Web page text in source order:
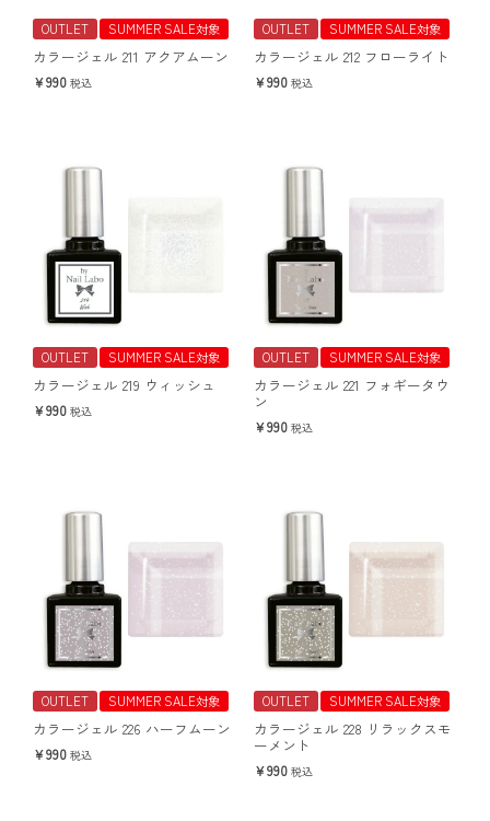
OUTLET SUMMER SALE対象
カラージェル 211 アクアムーン
990 税込
OUTLET SUMMER SALE対象
カラージェル 212 フローライト
990 税込
OUTLET SUMMER SALE対象
カラージェル 219 ウィッシュ
990 税込
OUTLET SUMMER SALE対象
カラージェル 221 フォギータウ
ン
990 税込
OUTLET SUMMER SALE対象
カラージェル 226 ハーフムーン
990 税込
OUTLET SUMMER SALE対象
カラージェル 228 リラックスモ
ーメント
990 税込